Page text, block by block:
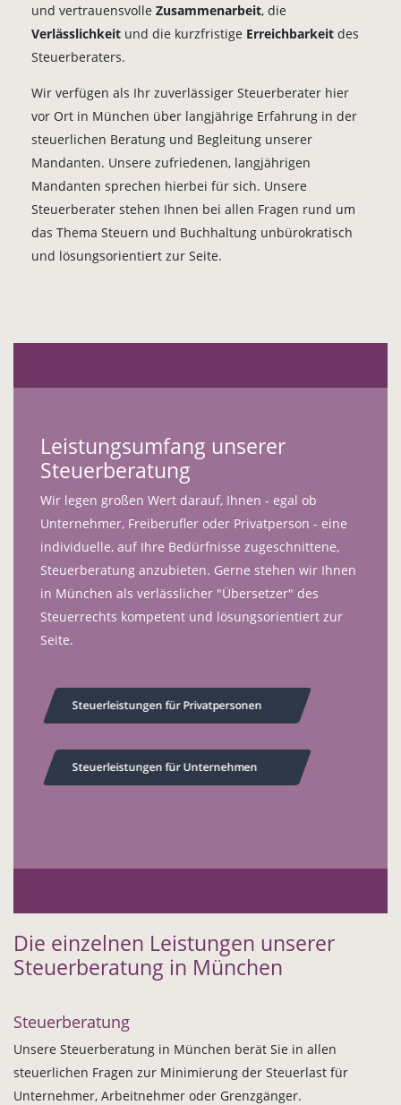
und vertrauensvolle Zusammenarbeit, die
Verlässlichkeit und die kurzfristige Erreichbarkeit des
Steuerberaters.
Wir verfügen als Ihr zuverlässiger Steuerberater hier
vor Ort in München über langjährige Erfahrung in der
steuerlichen Beratung und Begleitung unserer
Mandanten. Unsere zufriedenen, langjährigen
Mandanten sprechen hierbei für sich. Unsere
Steuerberater stehen Ihnen bei allen Fragen rund um
das Thema Steuern und Buchhaltung unbürokratisch
und lösungsorientiert zur Seite.
Leistungsumfang unserer
Steuerberatung
Wir legen großen Wert darauf, Ihnen - egal ob
Unternehmer, Freiberufler oder Privatperson - eine
individuelle, auf Ihre Bedürfnisse zugeschnittene,
Steuerberatung anzubieten. Gerne stehen wir Ihnen
in München als verlässlicher "Übersetzer" des
Steuerrechts kompetent und lösungsorientiert zur
Seite.
Steuerleistungen für Privatpersonen
Steuerleistungen für Unternehmen
Die einzelnen Leistungen unserer
Steuerberatung in München
Steuerberatung
Unsere Steuerberatung in München berät Sie in allen
steuerlichen Fragen zur Minimierung der Steuerlast für
Unternehmer, Arbeitnehmer oder Grenzgänger.